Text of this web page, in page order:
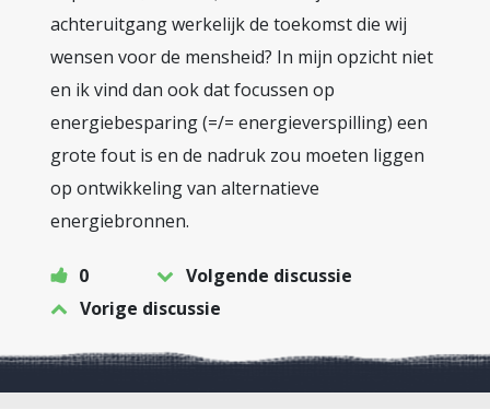
achteruitgang werkelijk de toekomst die wij
wensen voor de mensheid? In mijn opzicht niet
en ik vind dan ook dat focussen op
energiebesparing (=/= energieverspilling) een
grote fout is en de nadruk zou moeten liggen
op ontwikkeling van alternatieve
energiebronnen.
0
Volgende discussie
Vorige discussie